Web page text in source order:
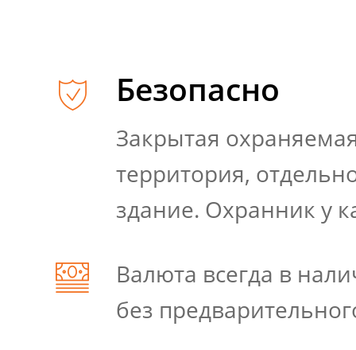
Безопасно
Закрытая
территория,
здание. Охранник у
Валюта всегда в
без